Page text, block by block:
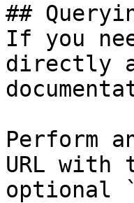
##
If you
directly
Perform
URL with
optional